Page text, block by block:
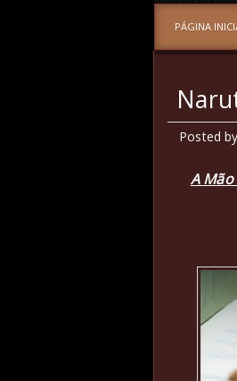
PÁGINA
Posted
A